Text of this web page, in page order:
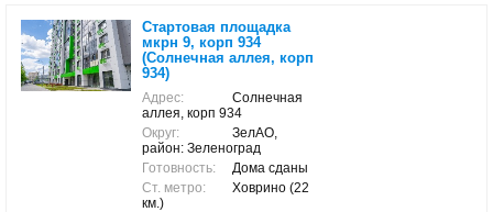
Стартовая площадка
мкрн 9, корп 934
(Солнечная аллея, корп
934)
Адрес:
Солнечная
аллея, корп 934
Округ:
ЗелАО,
район: Зеленоград
Готовность:
Дома сданы
Ст. метро:
Ховрино (22
км.)